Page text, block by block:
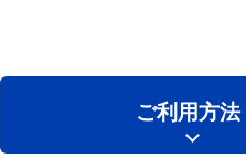
ご利用方法